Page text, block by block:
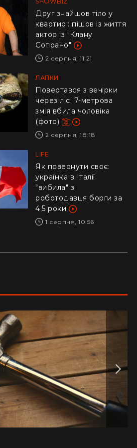
Друг знайшов тіло у
квартирі: пішов із життя
актор із "Клану
Сопрано"
2 серпня, 11:21
ЛАПКИ
Повертався з вечірки
через ліс: 7-метрова
змія вбила чоловіка
(фото)
2 серпня, 18:18
LIFE
​Як повернути своє:
українка в Італії
"вибила" з
роботодавця борги за
4,5 роки
1 серпня, 10:56